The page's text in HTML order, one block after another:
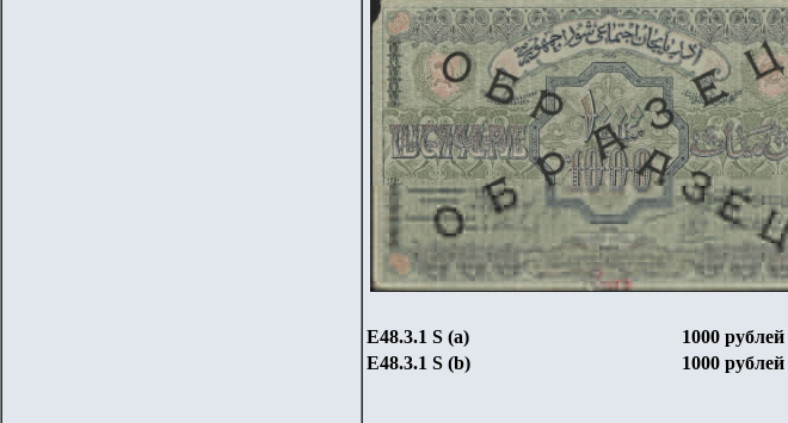
Е48.3.1 S (a) 1000 рублей
Е48.3.1 S (b) 1000 рублей